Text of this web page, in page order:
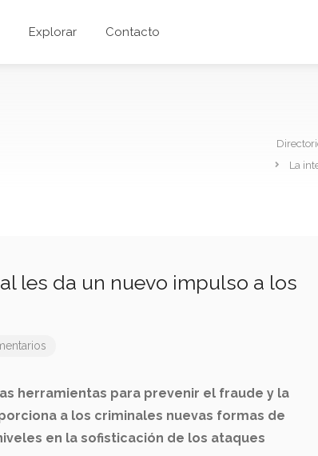
Explorar Contacto
La
les da un nuevo impulso a los
herramientas para prevenir el fraude y la
a los criminales nuevas formas de
en la sofisticación de los ataques